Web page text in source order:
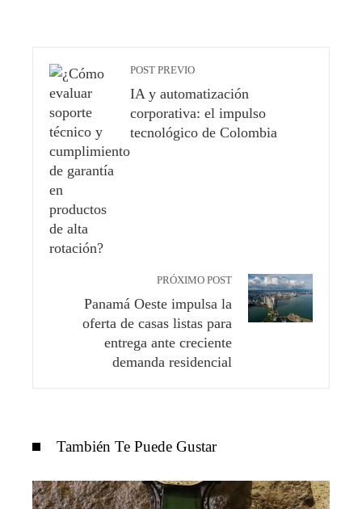
POST PREVIO
IA y automatización
corporativa: el impulso
tecnológico de Colombia
PRÓXIMO POST
Panamá Oeste impulsa la
oferta de casas listas para
entrega ante creciente
demanda residencial
También Te Puede Gustar